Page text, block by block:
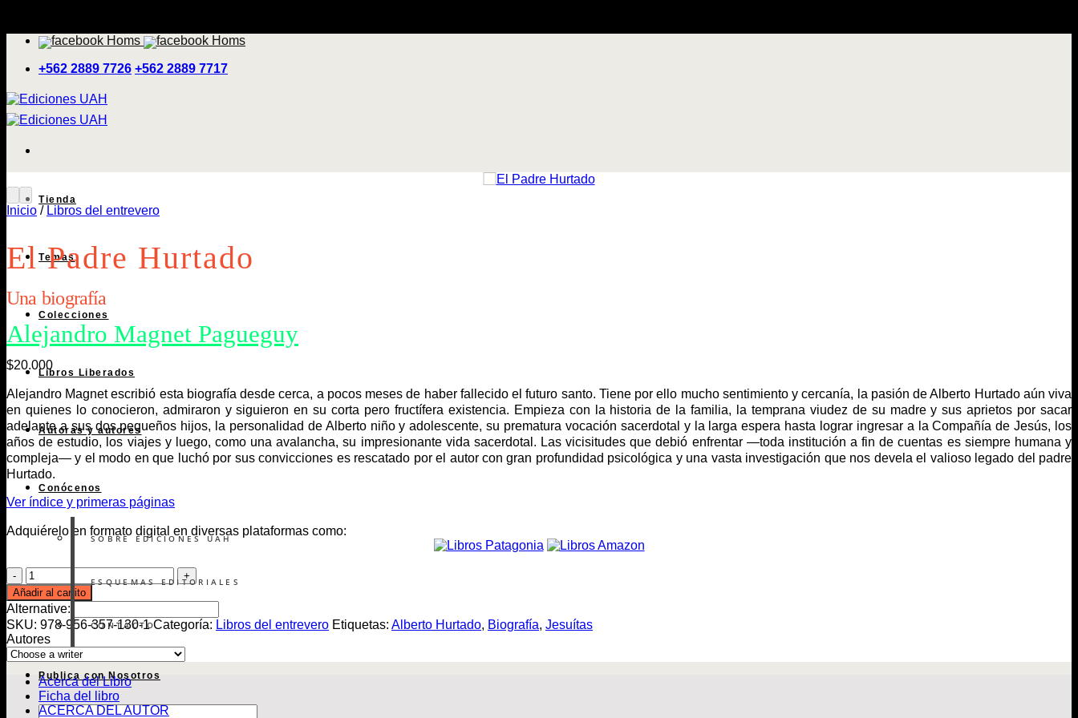
contenido
+562 2889 7726 +562 2889 7717
Tienda
Temas
Colecciones
Libros Liberados
Autoras y autores
Conócenos
SOBRE EDICIONES UAH
ESQUEMAS EDITORIALES
CONTACTO
Publica con Nosotros
Búsqueda
Inicio / Libros del entrevero
El Padre Hurtado
Una biografía
Alejandro Magnet Pagueguy
$20.000
Alejandro Magnet escribió esta biografía desde cerca, a pocos meses de haber fallecido el futuro santo. Tiene por ello mucho sentimiento y cercanía, la pasión de Alberto Hurtado aún viva
en quienes lo conocieron, admiraron y siguieron en su corta pero fructífera existencia. Empieza con la historia de la familia, la temprana viudez de su madre y sus aprietos por sacar
adelante a sus dos pequeños hijos, la personalidad de Alberto niño y adolescente, su prematura vocación sacerdotal y la larga espera hasta lograr ingresar a la Compañía de Jesús, los
años de estudio, los viajes y luego, como una avalancha, su impresionante vida sacerdotal. Las vicisitudes que debió enfrentar —toda institución a fin de cuentas es siempre humana y
compleja— y el modo en que luchó por sus convicciones es rescatado por el autor con gran profundidad psicológica y una vasta investigación que nos devela el valioso legado del padre
Hurtado.
Ver índice y primeras páginas
Adquiérelo en formato digital en diversas plataformas como:
El
Padre
Hurtado
cantidad
Añadir al carrito
Alternative:
SKU: 978-956-357-130-1 Categoría: Libros del entrevero Etiquetas: Alberto Hurtado, Biografía, Jesuítas
Autores
Acerca del Libro
Ficha del libro
ACERCA DEL AUTOR